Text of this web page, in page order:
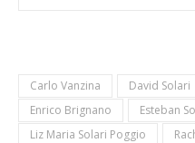
Carlo Vanzina David Solari
Enrico Brignano
Esteban
Liz Maria Solari Poggio